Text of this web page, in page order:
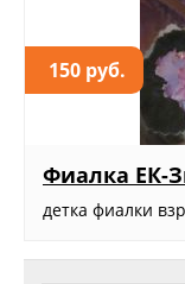
150 руб.
Фиалка ЕК-
детка фиалки